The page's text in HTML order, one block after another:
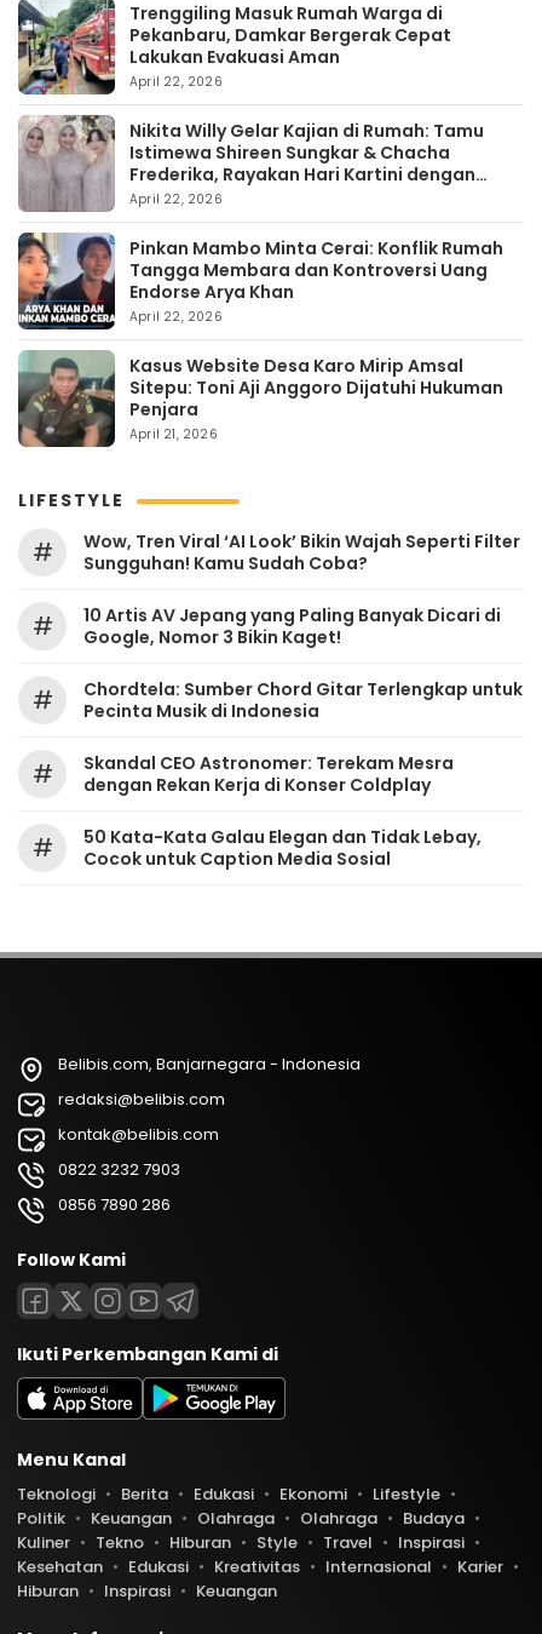
Trenggiling Masuk Rumah Warga di
Pekanbaru, Damkar Bergerak Cepat
Lakukan Evakuasi Aman
April 22, 2026
Nikita Willy Gelar Kajian di Rumah: Tamu
Istimewa Shireen Sungkar & Chacha
Frederika, Rayakan Hari Kartini dengan
Kehangatan
April 22, 2026
Pinkan Mambo Minta Cerai: Konflik Rumah
Tangga Membara dan Kontroversi Uang
Endorse Arya Khan
April 22, 2026
Kasus Website Desa Karo Mirip Amsal
Sitepu: Toni Aji Anggoro Dijatuhi Hukuman
Penjara
April 21, 2026
LIFESTYLE
#
Wow, Tren Viral ‘AI Look’ Bikin Wajah Seperti Filter
Sungguhan! Kamu Sudah Coba?
#
10 Artis AV Jepang yang Paling Banyak Dicari di
Google, Nomor 3 Bikin Kaget!
#
Chordtela: Sumber Chord Gitar Terlengkap untuk
Pecinta Musik di Indonesia
#
Skandal CEO Astronomer: Terekam Mesra
dengan Rekan Kerja di Konser Coldplay
#
50 Kata-Kata Galau Elegan dan Tidak Lebay,
Cocok untuk Caption Media Sosial
Belibis.com, Banjarnegara - Indonesia
redaksi@belibis.com
kontak@belibis.com
0822 3232 7903
0856 7890 286
Follow Kami
Ikuti Perkembangan Kami di
Menu Kanal
Teknologi Berita Edukasi Ekonomi
Lifestyle
Politik
Keuangan Olahraga Olahraga
Budaya
Kuliner
Tekno Hiburan Style Travel
Inspirasi
Kesehatan
Edukasi Kreativitas Internasional
Karier
Hiburan
Inspirasi Keuangan